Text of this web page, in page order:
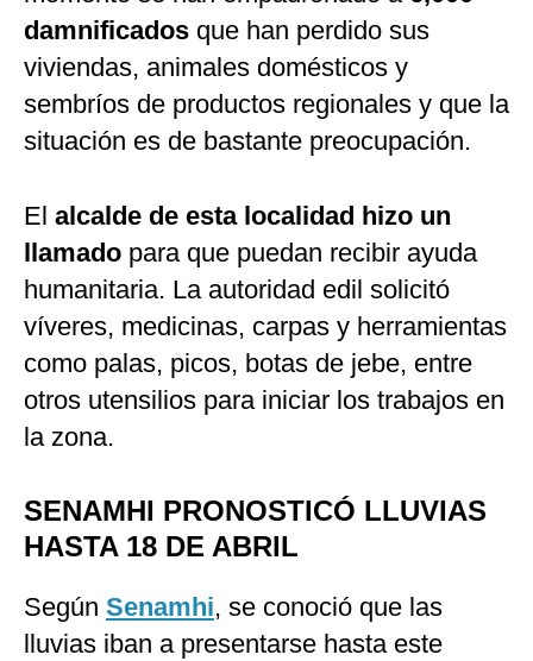
damnificados que han perdido sus
viviendas, animales domésticos y
sembríos de productos regionales y que la
situación es de bastante preocupación.
El alcalde de esta localidad hizo un
llamado para que puedan recibir ayuda
humanitaria. La autoridad edil solicitó
víveres, medicinas, carpas y herramientas
como palas, picos, botas de jebe, entre
otros utensilios para iniciar los trabajos en
la zona.
SENAMHI PRONOSTICÓ LLUVIAS
HASTA 18 DE ABRIL
Según Senamhi, se conoció que las
lluvias iban a presentarse hasta este